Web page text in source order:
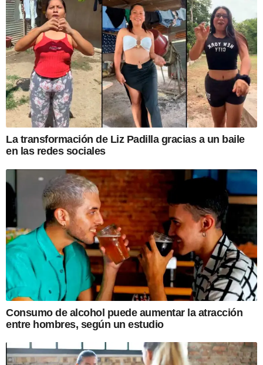
La transformación de Liz Padilla gracias a un baile
en las redes sociales
Consumo de alcohol puede aumentar la atracción
entre hombres, según un estudio